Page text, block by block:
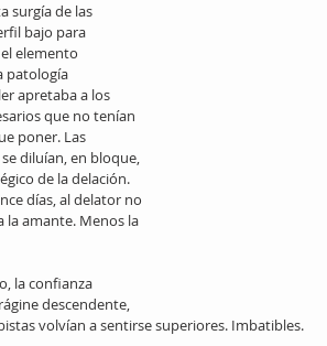
surgía de las
bajo para
elemento
patología
apretaba a los
que no tenían
poner. Las
diluían, en bloque,
de la delación.
días, al delator no
la amante. Menos la
la confianza
descendente,
volvían a sentirse superiores. Imbatibles.